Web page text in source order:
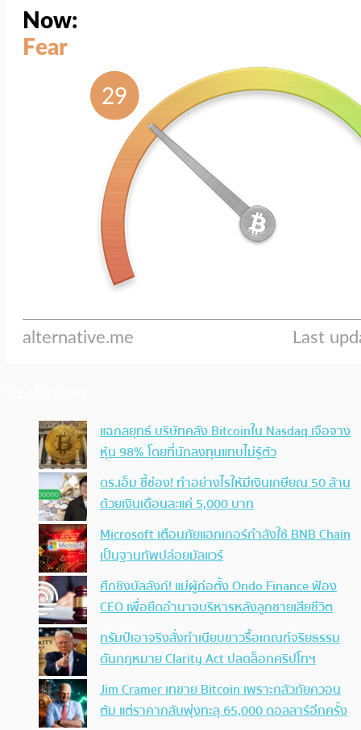
แฉกลยุทธ์ บริษัทคลัง Bitcoinใน Nasdaq เจือจาง
หุ้น 98% โดยที่นักลงทุนแทบไม่รู้ตัว
ดร.เอ็ม ชี้ช่อง! ทำอย่างไรให้มีเงินเกษียณ 50 ล้าน
ด้วยเงินเดือนละแค่ 5,000 บาท
Microsoft เตือนภัยแฮกเกอร์กำลังใช้ BNB Chain
เป็นฐานทัพปล่อยมัลแวร์
ศึกชิงบัลลังก์! แม่ผู้ก่อตั้ง Ondo Finance ฟ้อง
CEO เพื่อยึดอำนาจบริหารหลังลูกชายเสียชีวิต
ทรัมป์เอาจริง สั่งทำเนียบขาวรื้อเกณฑ์จริยธรรม
ดันกฎหมาย Clarity Act ปลดล็อกคริปโทฯ
Jim Cramer เทขาย Bitcoin เพราะกลัวภัยควอน
ตัม แต่ราคากลับพุ่งทะลุ 65,000 ดอลลาร์อีกครั้ง